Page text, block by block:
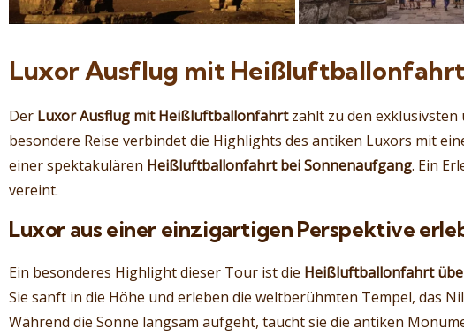
Luxor Ausflug mit
Der Luxor Ausflug mit Heißluftballonfahrtzählt zu den exklusivsten
besondere Reise verbindet die Highlights des antiken Luxors mit
einer spektakulären Heißluftballonfahrt bei Sonnenaufgang. Ein
vereint.
Luxor aus einer einzigartigen Perspektive
Ein besonderes Highlight dieser Tour ist die Heißluftballonfahrt
Sie sanft in die Höhe und erleben die weltberühmten Tempel, das
Während die Sonne langsam aufgeht, taucht sie die antiken